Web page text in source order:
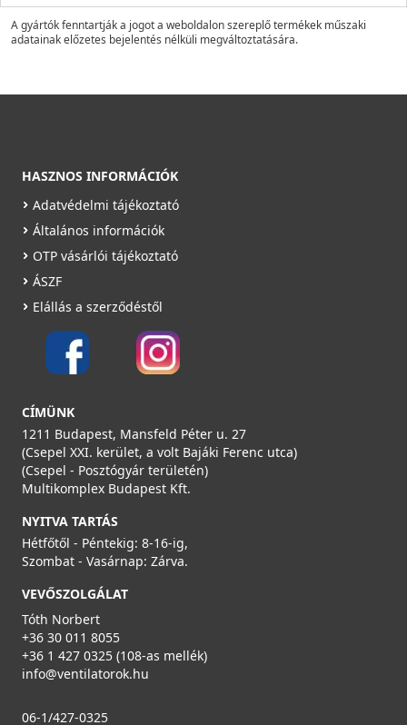
A gyártók fenntartják a jogot a weboldalon szereplő termékek műszaki
adatainak előzetes bejelentés nélküli megváltoztatására.
HASZNOS INFORMÁCIÓK
Adatvédelmi tájékoztató
Általános információk
OTP vásárlói tájékoztató
ÁSZF
Elállás a szerződéstől
CÍMÜNK
1211 Budapest, Mansfeld Péter u. 27
(Csepel XXI. kerület, a volt Bajáki Ferenc utca)
(Csepel - Posztógyár területén)
Multikomplex Budapest Kft.
NYITVA TARTÁS
Hétfőtől - Péntekig: 8-16-ig,
Szombat - Vasárnap: Zárva.
VEVŐSZOLGÁLAT
Tóth Norbert
+36 30 011 8055
+36 1 427 0325 (108-as mellék)
info@ventilatorok.hu
06-1/427-0325